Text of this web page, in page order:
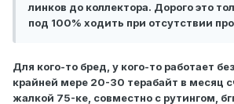
линков до коллектора. Дорого это
под 100% ходить при отсутствии
Для кого-то бред, у кого-то работает
крайней мере 20-30 терабайт в месяц
жалкой 75-ке, совместно с рутингом,